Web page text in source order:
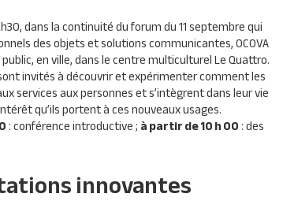
dans la continuité du forum du 11 septembre qui
des objets et solutions communicantes,OCOVA
en ville, dans le centre multiculturel Le Quattro.
invités à découvrir et expérimenter comment les
services aux personnes et s’intègrent dans leur vie
qu’ils portent à ces nouveaux usages.
: conférence introductive ;à partir de 10 h 00: des
innovantes